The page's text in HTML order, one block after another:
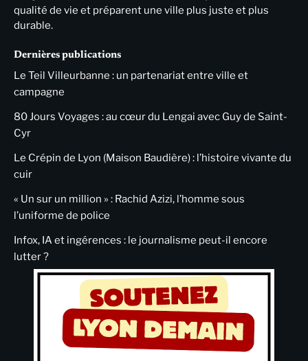
qualité de vie et préparent une ville plus juste et plus
durable.
Dernières publications
Le Teil Villeurbanne : un partenariat entre ville et
campagne
80 Jours Voyages : au cœur du Lengai avec Guy de Saint-
Cyr
Le Crépin de Lyon (Maison Baudière) : l’histoire vivante du
cuir
« Un sur un million » : Rachid Azizi, l’homme sous
l’uniforme de police
Infox, IA et ingérences : le journalisme peut-il encore
lutter ?